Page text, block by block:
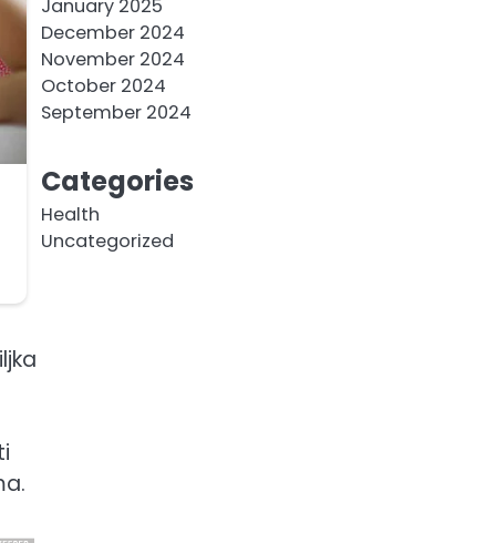
January 2025
December 2024
November 2024
October 2024
September 2024
Categories
Health
Uncategorized